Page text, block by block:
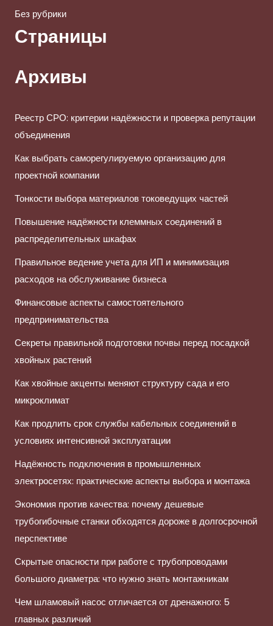
Без рубрики
Страницы
Архивы
Реестр СРО: критерии надёжности и проверка репутации
объединения
Как выбрать саморегулируемую организацию для
проектной компании
Тонкости выбора материалов токоведущих частей
Повышение надёжности клеммных соединений в
распределительных шкафах
Правильное ведение учета для ИП и минимизация
расходов на обслуживание бизнеса
Финансовые аспекты самостоятельного
предпринимательства
Секреты правильной подготовки почвы перед посадкой
хвойных растений
Как хвойные акценты меняют структуру сада и его
микроклимат
Как продлить срок службы кабельных соединений в
условиях интенсивной эксплуатации
Надёжность подключения в промышленных
электросетях: практические аспекты выбора и монтажа
Экономия против качества: почему дешевые
трубогибочные станки обходятся дороже в долгосрочной
перспективе
Скрытые опасности при работе с трубопроводами
большого диаметра: что нужно знать монтажникам
Чем шламовый насос отличается от дренажного: 5
главных различий